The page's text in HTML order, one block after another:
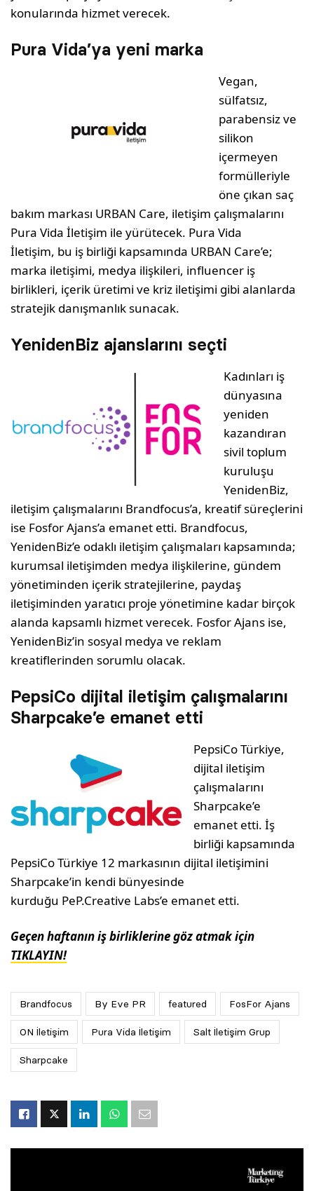
konularında hizmet verecek.
Pura Vida’ya yeni marka
Vegan,
sülfatsız,
parabensiz ve
silikon
içermeyen
formülleriyle
öne çıkan saç
bakım markası URBAN Care, iletişim çalışmalarını
Pura Vida İletişim ile yürütecek. Pura Vida
İletişim, bu iş birliği kapsamında URBAN Care’e;
marka iletişimi, medya ilişkileri, influencer iş
birlikleri, içerik üretimi ve kriz iletişimi gibi alanlarda
stratejik danışmanlık sunacak.
YenidenBiz ajanslarını seçti
Kadınları iş
dünyasına
yeniden
kazandıran
sivil toplum
kuruluşu
YenidenBiz,
iletişim çalışmalarını Brandfocus’a, kreatif süreçlerini
ise Fosfor Ajans’a emanet etti. Brandfocus,
YenidenBiz’e odaklı iletişim çalışmaları kapsamında;
kurumsal iletişimden medya ilişkilerine, gündem
yönetiminden içerik stratejilerine, paydaş
iletişiminden yaratıcı proje yönetimine kadar birçok
alanda kapsamlı hizmet verecek. Fosfor Ajans ise,
YenidenBiz’in sosyal medya ve reklam
kreatiflerinden sorumlu olacak.
PepsiCo dijital iletişim çalışmalarını
Sharpcake’e emanet etti
PepsiCo Türkiye,
dijital iletişim
çalışmalarını
Sharpcake’e
emanet etti. İş
birliği kapsamında
PepsiCo Türkiye 12 markasının dijital iletişimini
Sharpcake’in kendi bünyesinde
kurduğu PeP.Creative Labs’e emanet etti.
Geçen haftanın iş birliklerine göz atmak için
TIKLAYIN!
Brandfocus By Eve PR featured FosFor Ajans
ON İletişim Pura Vida İletişim Salt İletişim Grup
Sharpcake